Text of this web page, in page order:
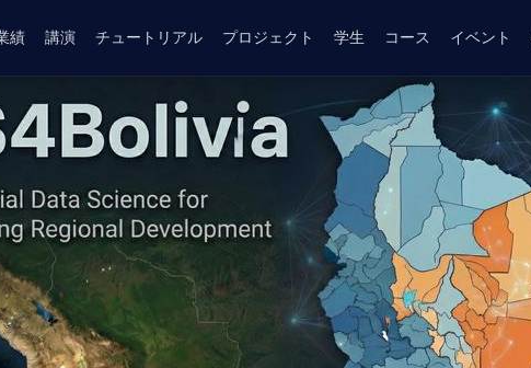
績 講演 チュートリアル プロジェクト 学生 コース イベント